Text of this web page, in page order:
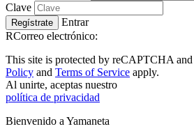
Clave
Regístrate
Entrar
RCorreo electrónico:
This site is protected by reCAPTCHA
Policy and Terms of Service apply.
Al unirte, aceptas nuestro
política de privacidad
Bienvenido a Yamaneta